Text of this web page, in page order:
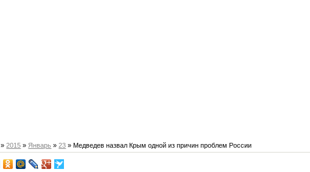
»2015 » Январь » 23 » Медведев назвал Крым одной из причин проблем России